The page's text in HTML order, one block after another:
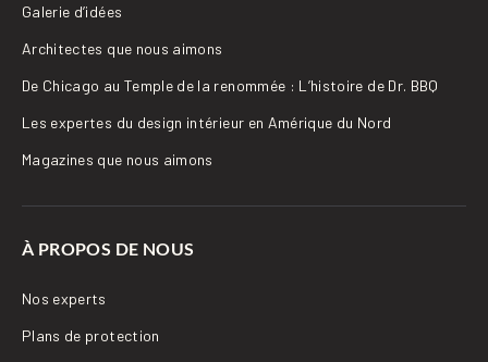
Galerie d’idées
Architectes que nous aimons
De Chicago au Temple de la renommée : L’histoire de Dr. BBQ
Les expertes du design intérieur en Amérique du Nord
Magazines que nous aimons
À PROPOS DE NOUS
Nos experts
Plans de protection